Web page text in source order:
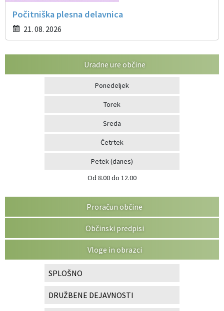
Počitniška plesna delavnica
21. 08. 2026
Uradne ure občine
Ponedeljek
Torek
Sreda
Četrtek
Petek(danes)
Od 8.00 do 12.00
Proračun občine
Občinski predpisi
Vloge in obrazci
SPLOŠNO
DRUŽBENE DEJAVNOSTI